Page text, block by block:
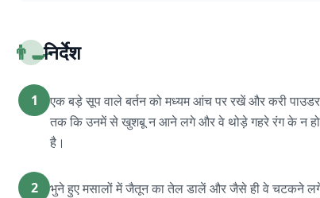
👨‍🍳निर्देश
1
एक बड़े सूप वाले बर्तन को मध्यम आंच पर रखें और करी
तक कि उनमें से खुशबू न आने लगे और वे थोड़े गहरे रंग के न हो
है।
2
भुने हुए मसालों में जैतून का तेल डालें और जैसे ही वे चटकने